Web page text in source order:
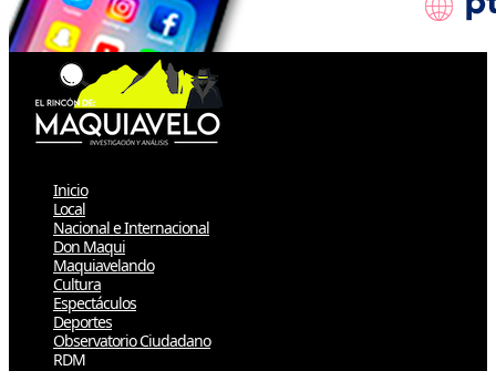
Inicio
Local
Nacional e Internacional
Don Maqui
Maquiavelando
Cultura
Espectáculos
Deportes
Observatorio Ciudadano
RDM